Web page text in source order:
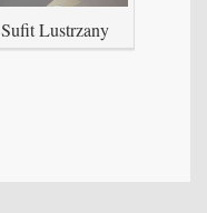
Sufit Lustrzany